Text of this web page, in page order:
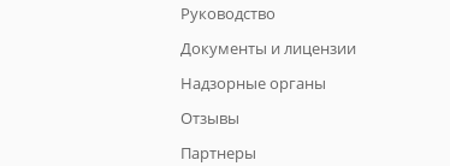
Руководство
Документы и лицензии
Надзорные органы
Отзывы
Партнеры